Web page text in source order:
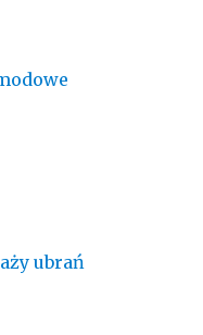
ubrań